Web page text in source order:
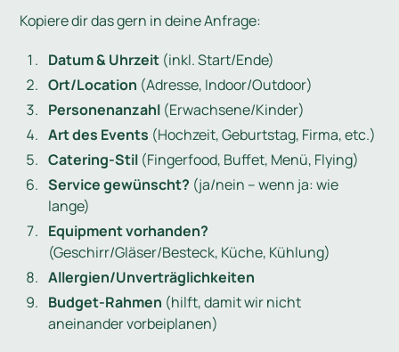
Kopiere dir das gern in deine Anfrage:
Datum & Uhrzeit (inkl. Start/Ende)
Ort/Location (Adresse, Indoor/Outdoor)
Personenanzahl (Erwachsene/Kinder)
Art des Events (Hochzeit, Geburtstag, Firma, etc.)
Catering-Stil (Fingerfood, Buffet, Menü, Flying)
Service gewünscht? (ja/nein – wenn ja: wie
lange)
Equipment vorhanden?
(Geschirr/Gläser/Besteck, Küche, Kühlung)
Allergien/Unverträglichkeiten
Budget-Rahmen (hilft, damit wir nicht
aneinander vorbeiplanen)